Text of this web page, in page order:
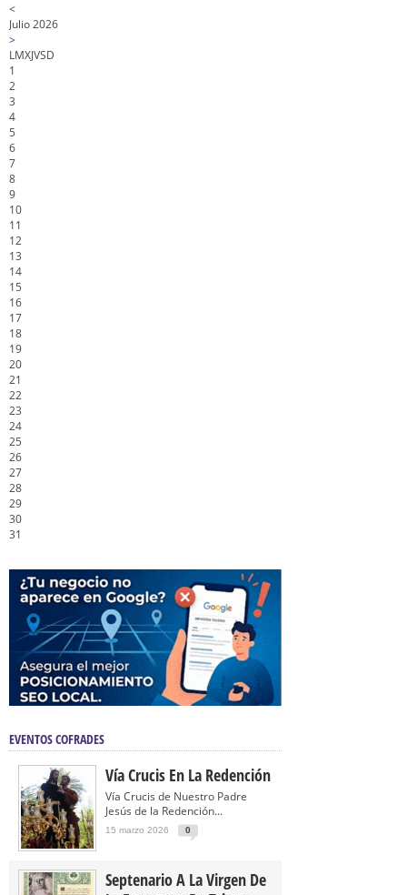
<
Julio 2026
>
LMXJVSD
1
2
3
4
5
6
7
8
9
10
11
12
13
14
15
16
17
18
19
20
21
22
23
24
25
26
27
28
29
30
31
EVENTOS COFRADES
Vía Crucis En La Redención
Vía Crucis de Nuestro Padre
Jesús de la Redención...
15 marzo 2026 0
Septenario A La Virgen De